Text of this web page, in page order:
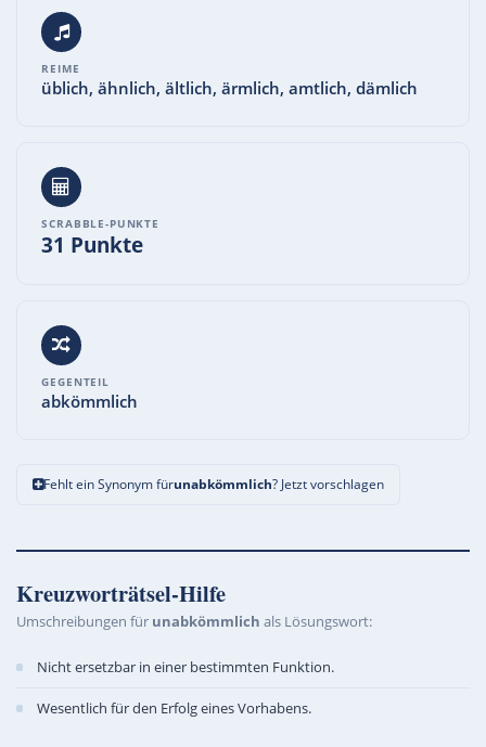
REIME
üblich, ähnlich, ältlich, ärmlich, amtlich, dämlich
SCRABBLE-PUNKTE
31 Punkte
GEGENTEIL
abkömmlich
Fehlt ein Synonym fürunabkömmlich? Jetzt vorschlagen
Kreuzworträtsel-Hilfe
Umschreibungen für unabkömmlich als Lösungswort:
Nicht ersetzbar in einer bestimmten Funktion.
Wesentlich für den Erfolg eines Vorhabens.